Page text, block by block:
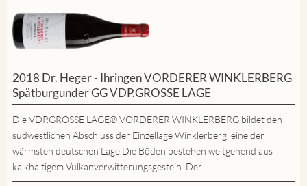
2018 Dr. Heger - Ihringen VORDERER WINKLERBERG
Spätburgunder GG VDP.GROSSE LAGE
Die VDP.GROSSE LAGE® VORDERER WINKLERBERG bildet den
südwestlichen Abschluss der Einzellage Winklerberg, eine der
wärmsten deutschen Lage.Die Böden bestehen weitgehend aus
kalkhaltigem Vulkanverwitterungsgestein. Der...